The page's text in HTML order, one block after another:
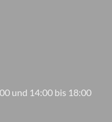
und 14:00 bis 18:00